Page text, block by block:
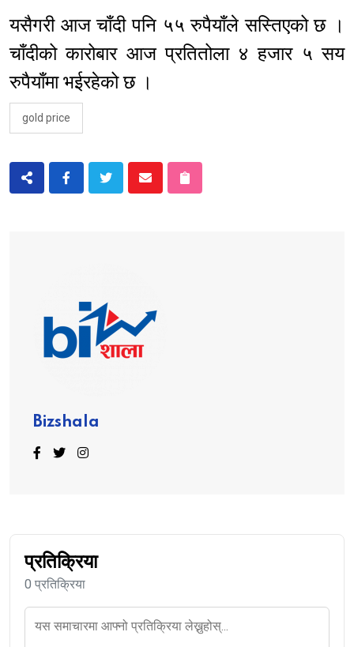
यसैगरी आज चाँदी पनि ५५ रुपैयाँले सस्तिएको छ ।
चाँदीको कारोबार आज प्रतितोला ४ हजार ५ सय
रुपैयाँमा भईरहेको छ ।
gold price
Bizshala
प्रतिक्रिया
0 प्रतिक्रिया